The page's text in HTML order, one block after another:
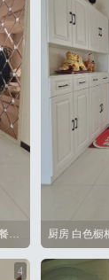
宽敞 明亮 白墙 硬木地板 白色家具 沙发 咖啡桌 餐桌 装饰植物 花瓶 电视
4